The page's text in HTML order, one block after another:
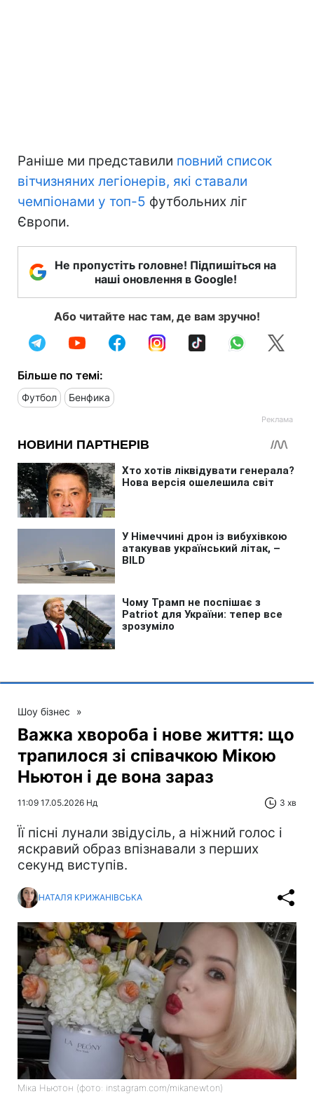
Раніше ми представили повний список
вітчизняних легіонерів, які ставали
чемпіонами у топ-5 футбольних ліг
Європи.
Не пропустіть головне! Підпишіться на
наші оновлення в Google!
Або читайте нас там, де вам зручно!
Більше по темі:
Футбол Бенфика
Шоу бізнес »
Важка хвороба і нове життя: що
трапилося зі співачкою Мікою
Ньютон і де вона зараз
11:09 17.05.2026 Нд 3 хв
Її пісні лунали звідусіль, а ніжний голос і
яскравий образ впізнавали з перших
секунд виступів.
НАТАЛЯ КРИЖАНІВСЬКА
Міка Ньютон (фото: instagram.com/mikanewton)